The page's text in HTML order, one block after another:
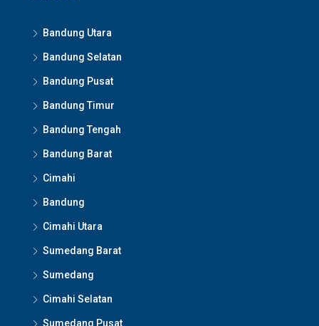
Bandung Utara
Bandung Selatan
Bandung Pusat
Bandung Timur
Bandung Tengah
Bandung Barat
Cimahi
Bandung
Cimahi Utara
Sumedang Barat
Sumedang
Cimahi Selatan
Sumedang Pusat